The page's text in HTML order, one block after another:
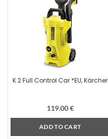
K 2 Full Control Car *EU, Kärcher
119.00€
ADD TO CART